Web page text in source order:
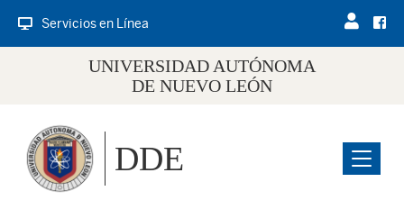
Servicios en Línea
UNIVERSIDAD AUTÓNOMA
DE NUEVO LEÓN
Menu
DDE